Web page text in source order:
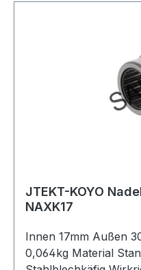
JTEKT-KOYO
NAXK17
Innen 17mm Außen
0,064kg Material